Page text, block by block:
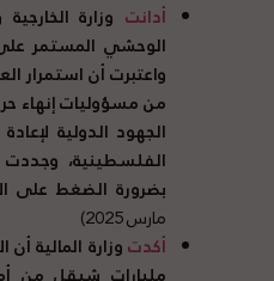
أدانت وزارة
الوحشي المستمر
واعتبرت أن استمرار
من مسؤوليات إنهاء
الجهود الدولية لإعادة
الفلسطينية،
بضرورة الضغط على
مارس 2025)
أكدت